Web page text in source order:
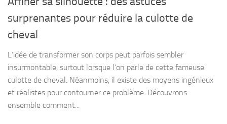
surprenantes pour réduire la culotte de
cheval
L’idée de transformer son corps peut parfois sembler
insurmontable, surtout lorsque l’on parle de cette fameuse
culotte de cheval. Néanmoins, il existe des moyens ingénieux
et réalistes pour contourner ce problème. Découvrons
ensemble comment...